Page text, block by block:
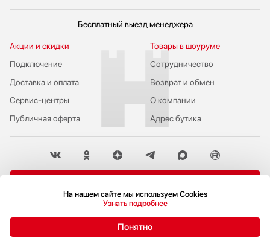
© 2009-2026 Бутик бытовой техники Hausdorf
Бесплатный выезд менеджера
Акции и скидки
Подключение
Публичная оферта
Сервис-центры
Доставка и оплата
Сотрудничество
Возврат и обмен
Товары в шоуруме
О компании
Адрес бутика
Политика конфиденциальности
На нашем сайте мы используем Cookies
Узнать подробнее
Понятно